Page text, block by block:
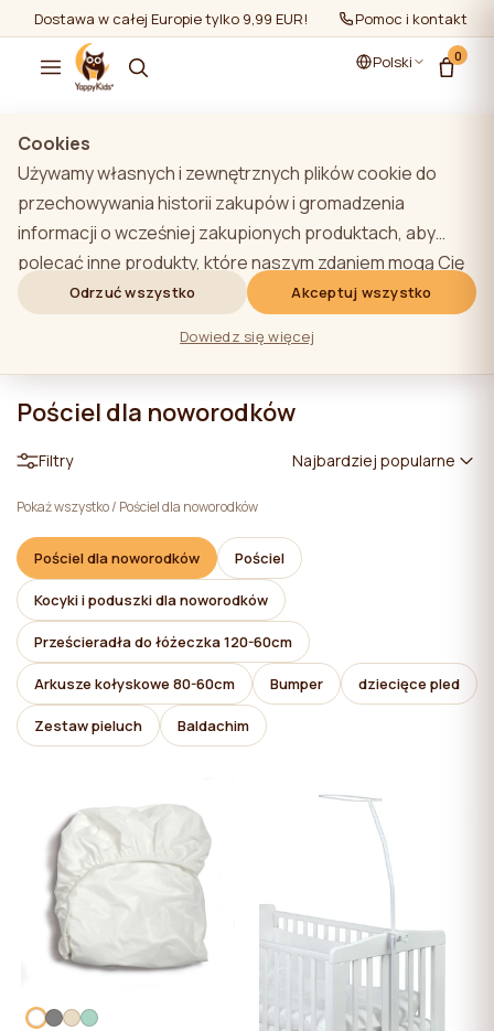
Dostawa w całej Europie tylko 9,99 EUR! Pomoc i kontakt
Polski 0
Pościel dla noworodków
Filtry Najbardziej popularne
Pokaż wszystko/ Pościel dla noworodków
Pościel dla noworodków Pościel
Kocyki i poduszki dla noworodków
Prześcieradła do łóżeczka 120-60cm
Arkusze kołyskowe 80-60cm Bumper dziecięce pled
Zestaw pieluch Baldachim
Cookies
Używamy własnych i zewnętrznych plików cookie do
przechowywania historii zakupów i gromadzenia
informacji o wcześniej zakupionych produktach, aby
polecać inne produkty, które naszym zdaniem mogą Cię
zainteresować. Aby dowiedzieć się więcej o naszej
polityce plików cookie, kliknij przycisk "Dowiedz się
więcej". Użytkownik może wyrazić zgodę na wszystkie
pliki cookie, klikając przycisk "Akceptuj wszystko" lub
odrzucić je, klikając przycisk "Odrzuć wszystko". Jeśli
na stronie internetowej przechowywane są techniczne
pliki cookie niezbędne do działania witryny, których
Odrzuć wszystko Akceptuj wszystko
Dowiedz się więcej